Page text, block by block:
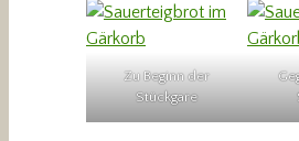
Zu Beginn der
Stückgare